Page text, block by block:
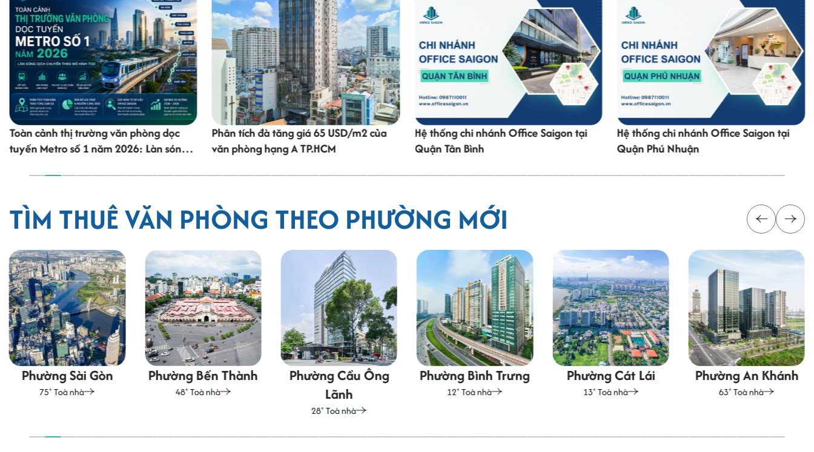
Toàn cảnh thị trường văn phòng dọc
tuyến Metro số 1 năm 2026: Làn sóng
Phân tích đà tăng giá 65 USD/m2 của
văn phòng hạng A TP.HCM
Hệ thống chi nhánh Office Saigon tại
Quận Tân Bình
Hệ thống chi nhánh Office Saigon tại
Quận Phú Nhuận
TÌM THUÊ VĂN PHÒNG THEO PHƯỜNG MỚI
Phường Sài Gòn
75+Toà nhà
Phường Bến Thành
48+Toà nhà
Phường Cầu Ông
Lãnh
28+Toà nhà
Phường Bình Trưng
12+Toà nhà
Phường Cát Lái
13+Toà nhà
Phường An Khánh
63+Toà nhà